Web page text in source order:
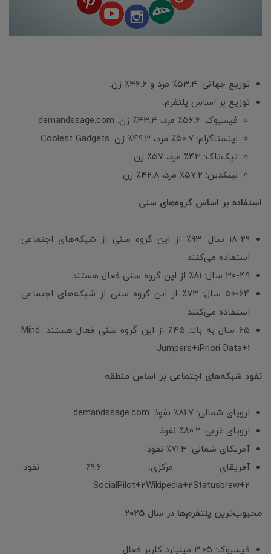
توزیع جهانی: ۵۳.۴٪ مرد و ۴۶.۶٪ زن.
توزیع بر اساس پلتفرم:
فیسبوک: ۵۶.۶٪ مرد، ۴۳.۴٪ زن. demandssage.com
اینستاگرام: ۵۰.۷٪ مرد، ۴۹.۳٪ زن. Coolest Gadgets
تیک‌تاک: ۴۳٪ مرد، ۵۷٪ زن.
لینکدین: ۵۷.۲٪ مرد، ۴۲.۸٪ زن.
استفاده بر اساس گروه‌های سنی
۱۸-۲۹ سال: ۹۳٪ از این گروه سنی از شبکه‌های اجتماعی
استفاده می‌کنند.
۳۰-۴۹ سال: ۸۱٪ از این گروه سنی فعال هستند.
۵۰-۶۴ سال: ۷۳٪ از این گروه سنی از شبکه‌های اجتماعی
استفاده می‌کنند.
۶۵ سال به بالا: ۴۵٪ از این گروه سنی فعال هستند. Mind
Jumpers+1Priori Data+1
نفوذ شبکه‌های اجتماعی بر اساس منطقه
اروپای شمالی: ۸۱.۷٪ نفوذ. demandssage.com
اروپای غربی: ۸۰.۲٪ نفوذ.
آمریکای شمالی: ۷۱.۳٪ نفوذ.
آفریقای مرکزی: ۹.۶٪ نفوذ.
SocialPilot+2Wikipedia+2Statusbrew+2
محبوب‌ترین پلتفرم‌ها در سال ۲۰۲۵
فیسبوک: ۳.۰۵ میلیارد کاربر فعال